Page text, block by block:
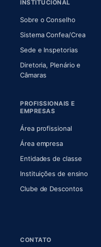
INSTITUCIONAL
Sobre o Conselho(abre
Sistema Confea/Crea
Sede e Inspetorias
Diretoria, Plenário e
Câmaras(abre em nova
PROFISSIONAIS E
EMPRESAS
Área profissional
Área empresa
Entidades de classe
Instituições de ensino
Clube de Descontos
CONTATO